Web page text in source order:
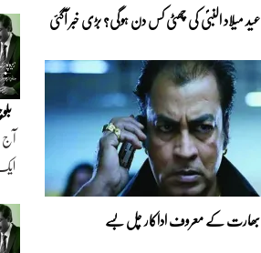
عید میلاد النبیؐ کی چھٹی کس دن ہوگی؟ بڑی خبر آگئی
بھارت کے معروف اداکار چل بسے